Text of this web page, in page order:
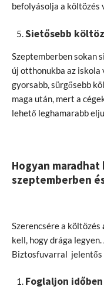
befolyásolja a költözés
Sietősebb
Szeptemberben sokan
új otthonukba az
gyorsabb, sürgősebb
maga után, mert a
lehető leghamarabb
Hogyan
szeptemberben
Szerencsére a költözés
kell, hogy drága
Biztosfuvarral jelentős
Foglaljon időben